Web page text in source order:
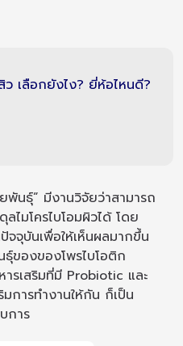
ว เลือกยังไง? ยี่ห้อไหนดี?
พันธุ์” มีงานวิจัยว่าสามารถ
ไมโครไบโอมผิวได้ โดย
จจุบันเพื่อให้เห็นผลมากขึ้น
ของของโพรไบโอติก
รเสริมที่มี Probiotic และ
การทำงานให้กัน ก็เป็น
การ